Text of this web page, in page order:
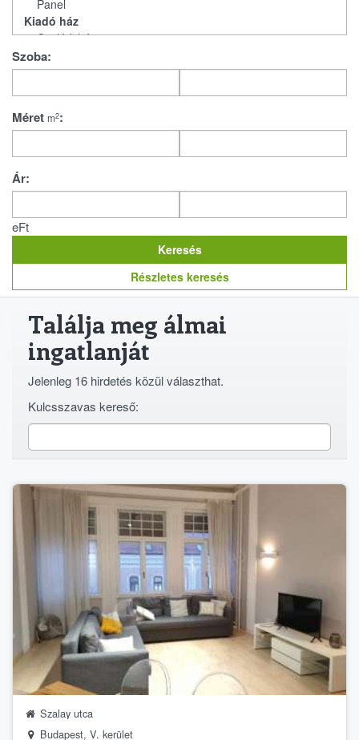
Szoba:
Méret m2:
Ár:
eFt
Részletes keresés
Találja meg álmai
ingatlanját
Jelenleg 16 hirdetés közül választhat.
Kulcsszavas kereső:
Szalay utca
Budapest, V. kerület